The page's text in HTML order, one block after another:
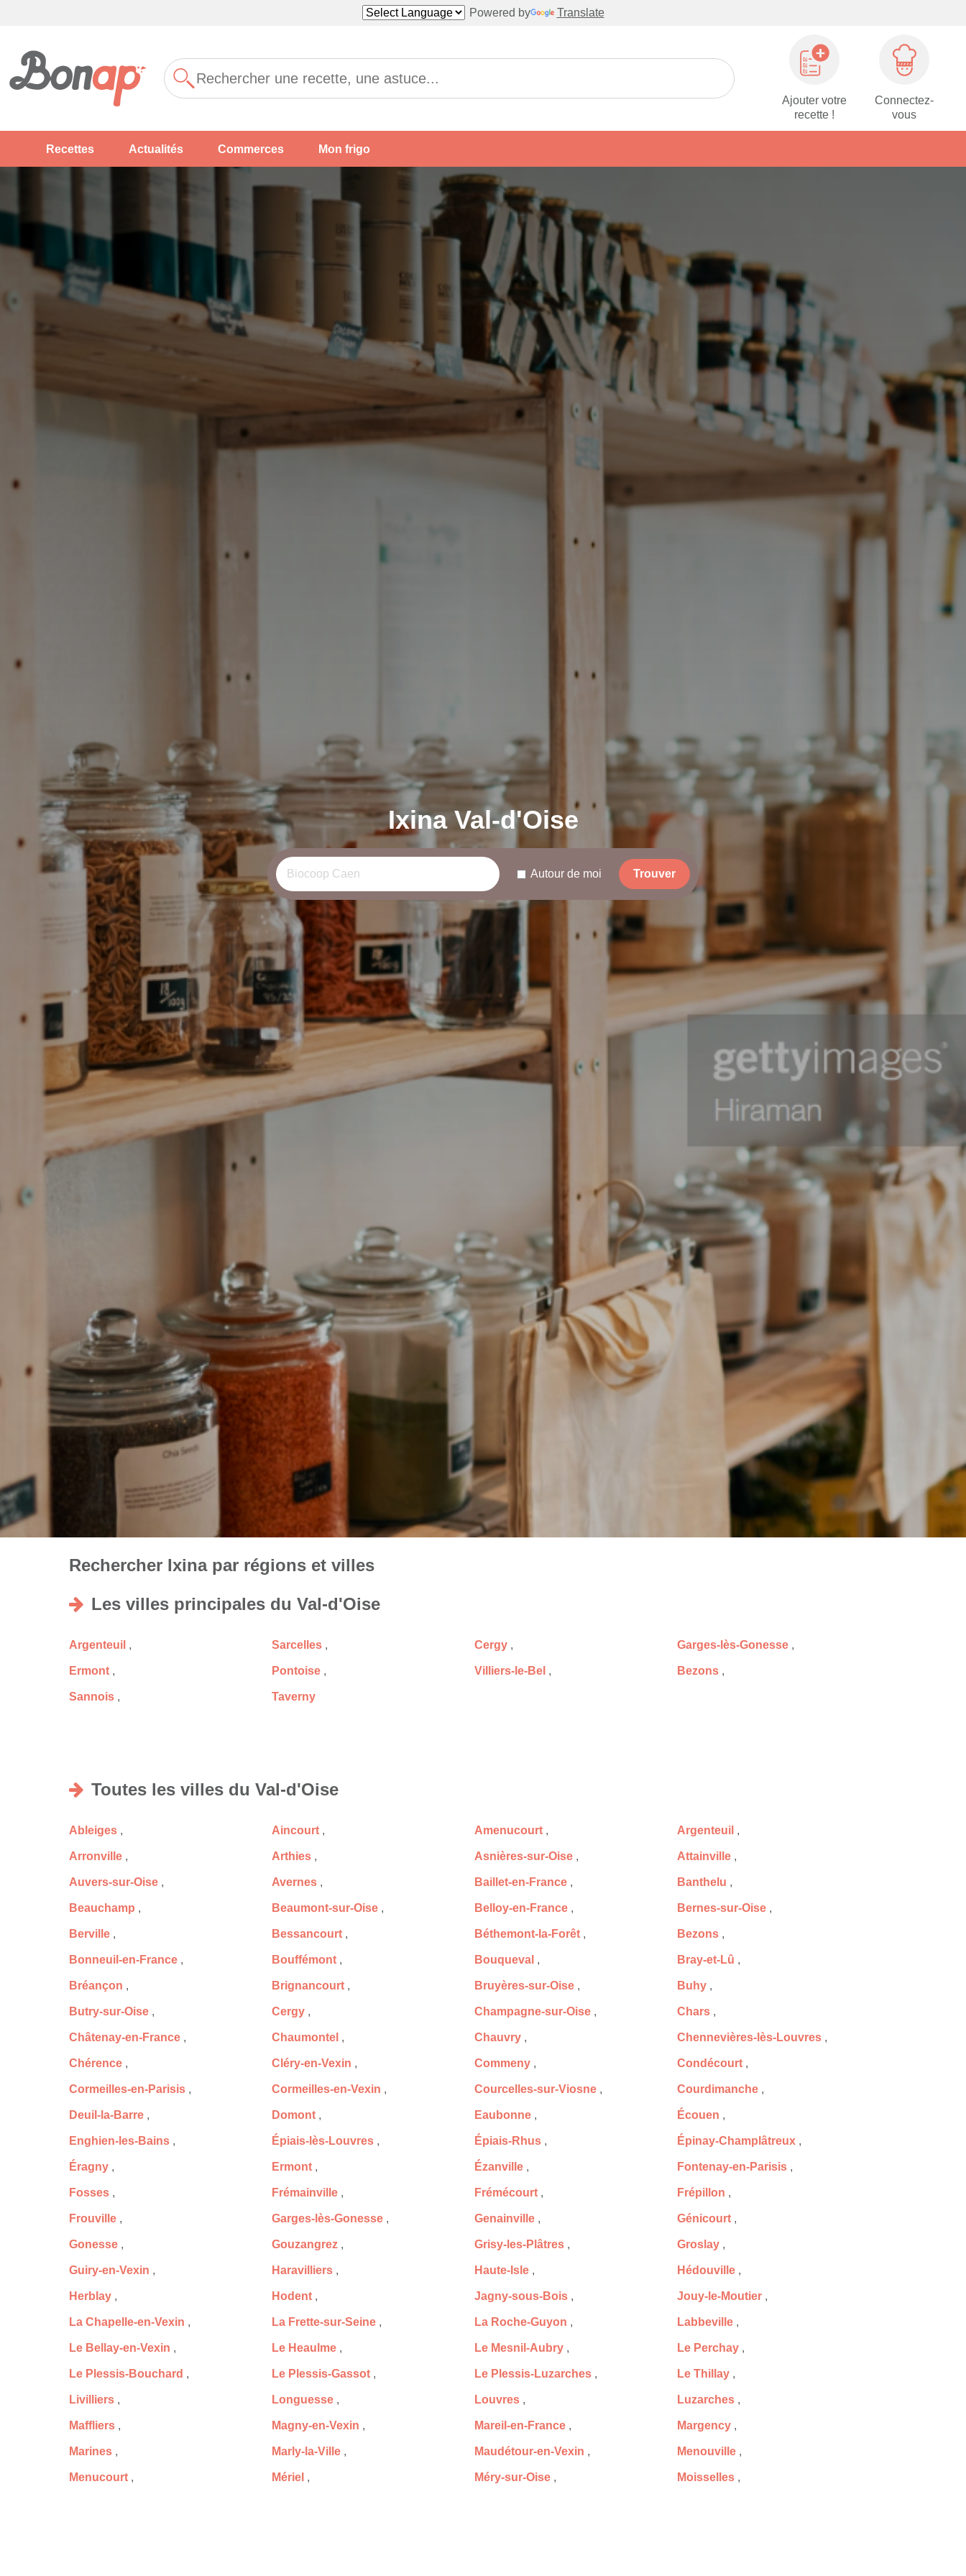
Powered by Translate
Ajouter votre
recette !
Connectez-
vous
Recettes Actualités Commerces Mon frigo
Ixina Val-d'Oise
Autour de moi Trouver
Rechercher Ixina par régions et villes
Les villes principales du Val-d'Oise
Argenteuil , Sarcelles , Cergy , Garges-lès-Gonesse ,
Ermont , Pontoise , Villiers-le-Bel , Bezons ,
Sannois , Taverny
Toutes les villes du Val-d'Oise
Ableiges , Aincourt , Amenucourt , Argenteuil ,
Arronville , Arthies , Asnières-sur-Oise , Attainville ,
Auvers-sur-Oise , Avernes , Baillet-en-France , Banthelu ,
Beauchamp , Beaumont-sur-Oise , Belloy-en-France , Bernes-sur-Oise ,
Berville , Bessancourt , Béthemont-la-Forêt , Bezons ,
Bonneuil-en-France , Bouffémont , Bouqueval , Bray-et-Lû ,
Bréançon , Brignancourt , Bruyères-sur-Oise , Buhy ,
Butry-sur-Oise , Cergy , Champagne-sur-Oise , Chars ,
Châtenay-en-France , Chaumontel , Chauvry , Chennevières-lès-Louvres ,
Chérence , Cléry-en-Vexin , Commeny , Condécourt ,
Cormeilles-en-Parisis , Cormeilles-en-Vexin , Courcelles-sur-Viosne , Courdimanche ,
Deuil-la-Barre , Domont , Eaubonne , Écouen ,
Enghien-les-Bains , Épiais-lès-Louvres , Épiais-Rhus , Épinay-Champlâtreux ,
Éragny , Ermont , Ézanville , Fontenay-en-Parisis ,
Fosses , Frémainville , Frémécourt , Frépillon ,
Frouville , Garges-lès-Gonesse , Genainville , Génicourt ,
Gonesse , Gouzangrez , Grisy-les-Plâtres , Groslay ,
Guiry-en-Vexin , Haravilliers , Haute-Isle , Hédouville ,
Herblay , Hodent , Jagny-sous-Bois , Jouy-le-Moutier ,
La Chapelle-en-Vexin , La Frette-sur-Seine , La Roche-Guyon , Labbeville ,
Le Bellay-en-Vexin , Le Heaulme , Le Mesnil-Aubry , Le Perchay ,
Le Plessis-Bouchard , Le Plessis-Gassot , Le Plessis-Luzarches , Le Thillay ,
Livilliers , Longuesse , Louvres , Luzarches ,
Maffliers , Magny-en-Vexin , Mareil-en-France , Margency ,
Marines , Marly-la-Ville , Maudétour-en-Vexin , Menouville ,
Menucourt , Mériel , Méry-sur-Oise , Moisselles ,